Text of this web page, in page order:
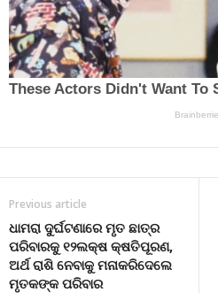
Previous article
ଧାମରା ଦୁର୍ଘଟଣାରେ ମୃତ ଛାତ୍ର
ପରିବାରକୁ ୧୨ଲକ୍ଷ କ୍ଷତିପୂରଣ,
ଅର୍ଥ ରାଶି ନେବାକୁ ମନାକରିଦେଲେ
ମୃତକଙ୍କ ପରିବାର